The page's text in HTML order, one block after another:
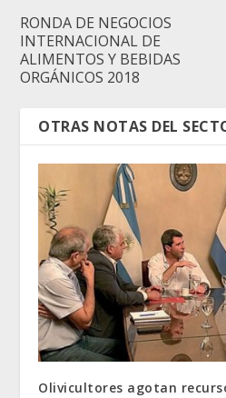
RONDA DE NEGOCIOS
INTERNACIONAL DE
ALIMENTOS Y BEBIDAS
ORGÁNICOS 2018
OTRAS NOTAS DEL
Olivicultores agotan